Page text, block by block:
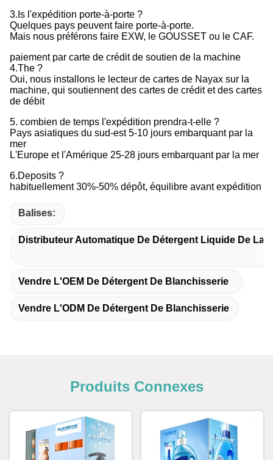
3.Is l'expédition porte-à-porte ?
Quelques pays peuvent faire porte-à-porte.
Mais nous préférons faire EXW, le GOUSSET ou le CAF.
paiement par carte de crédit de soutien de la machine
4.The ?
Oui, nous installons le lecteur de cartes de Nayax sur la
machine, qui soutiennent des cartes de crédit et des cartes
de débit
5. combien de temps l'expédition prendra-t-elle ?
Pays asiatiques du sud-est 5-10 jours embarquant par la
mer
L'Europe et l'Amérique 25-28 jours embarquant par la mer
6.Deposits ?
habituellement 30%-50% dépôt, équilibre avant expédition
Balises:
Distributeur Automatique De Détergent Liquide De La
Vendre L'OEM De Détergent De Blanchisserie
Vendre L'ODM De Détergent De Blanchisserie
Produits Connexes